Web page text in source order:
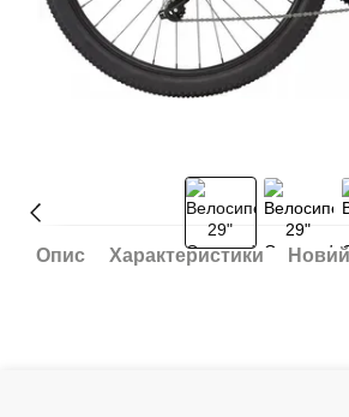
Опис Характеристики